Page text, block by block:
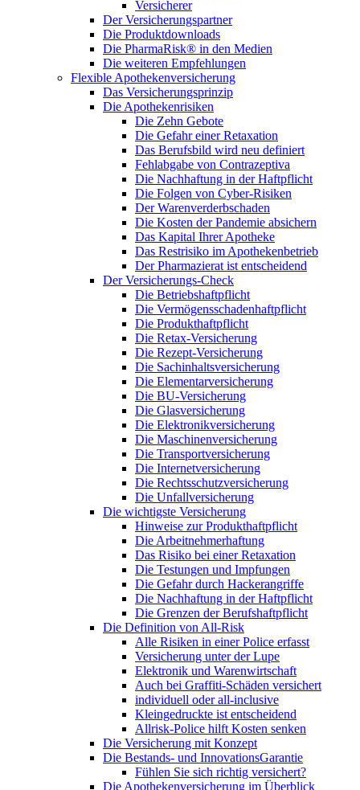
Versicherer
Der Versicherungspartner
Die Produktdownloads
Die PharmaRisk® in den Medien
Die weiteren Empfehlungen
Flexible Apothekenversicherung
Das Versicherungsprinzip
Die Apothekenrisiken
Die Zehn Gebote
Die Gefahr einer Retaxation
Das Berufsbild wird neu definiert
Fehlabgabe von Contrazeptiva
Die Nachhaftung in der Haftpflicht
Die Folgen von Cyber-Risiken
Der Warenverderbschaden
Die Kosten der Pandemie absichern
Das Kapital Ihrer Apotheke
Das Restrisiko im Apothekenbetrieb
Der Pharmazierat ist entscheidend
Der Versicherungs-Check
Die Betriebshaftpflicht
Die Vermögensschadenhaftpflicht
Die Produkthaftpflicht
Die Retax-Versicherung
Die Rezept-Versicherung
Die Sachinhaltsversicherung
Die Elementarversicherung
Die BU-Versicherung
Die Glasversicherung
Die Elektronikversicherung
Die Maschinenversicherung
Die Transportversicherung
Die Internetversicherung
Die Rechtsschutzversicherung
Die Unfallversicherung
Die wichtigste Versicherung
Hinweise zur Produkthaftpflicht
Die Arbeitnehmerhaftung
Das Risiko bei einer Retaxation
Die Testungen und Impfungen
Die Gefahr durch Hackerangriffe
Die Nachhaftung in der Haftpflicht
Die Grenzen der Berufshaftpflicht
Die Definition von All-Risk
Alle Risiken in einer Police erfasst
Versicherung unter der Lupe
Elektronik und Warenwirtschaft
Auch bei Graffiti-Schäden versichert
individuell oder all-inclusive
Kleingedruckte ist entscheidend
Allrisk-Police hilft Kosten senken
Die Versicherung mit Konzept
Die Bestands- und InnovationsGarantie
Fühlen Sie sich richtig versichert?
Die Apothekenversicherung im Überblick